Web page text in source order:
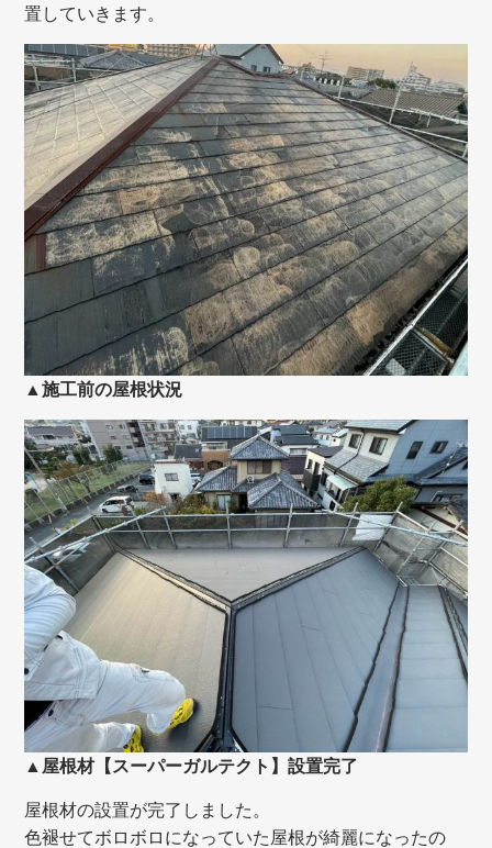
置していきます。
▲施工前の屋根状況
▲屋根材【スーパーガルテクト】設置完了
屋根材の設置が完了しました。
色褪せてボロボロになっていた屋根が綺麗になったの